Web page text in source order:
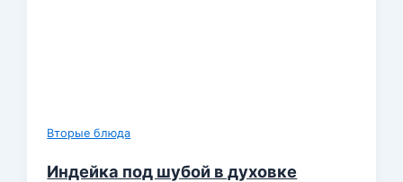
Вторые блюда
Индейка под шубой в духовке